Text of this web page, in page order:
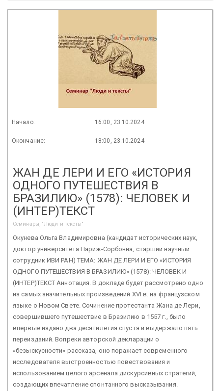
Начало: 16:00, 23.10.2024
Окончание: 18:00, 23.10.2024
ЖАН ДЕ ЛЕРИ И ЕГО «ИСТОРИЯ
ОДНОГО ПУТЕШЕСТВИЯ В
БРАЗИЛИЮ» (1578): ЧЕЛОВЕК И
(ИНТЕР)ТЕКСТ
Семинары, "Люди и тексты"
Окунева Ольга Владимировна (кандидат исторических наук,
доктор университета Париж-Сорбонна, старший научный
сотрудник ИВИ РАН) ТЕМА: ЖАН ДЕ ЛЕРИ И ЕГО «ИСТОРИЯ
ОДНОГО ПУТЕШЕСТВИЯ В БРАЗИЛИЮ» (1578): ЧЕЛОВЕК И
(ИНТЕР)ТЕКСТ Аннотация. В докладе будет рассмотрено одно
из самых значительных произведений XVI в. на французском
языке о Новом Свете. Сочинение протестанта Жана де Лери,
совершившего путешествие в Бразилию в 1557 г., было
впервые издано два десятилетия спустя и выдержало пять
переизданий. Вопреки авторской декларации о
«безыскусности» рассказа, оно поражает современного
исследователя выстроенностью повествования и
использованием целого арсенала дискурсивных стратегий,
создающих впечатление спонтанного высказывания.